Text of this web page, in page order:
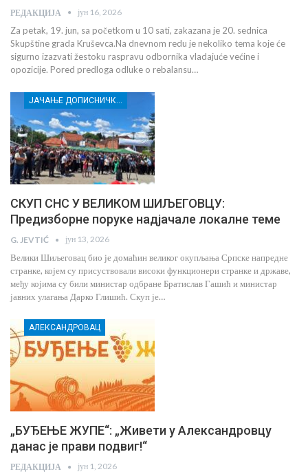
РЕДАКЦИЈА јун 16, 2026
Za petak, 19. jun, sa početkom u 10 sati, zakazana je 20. sednica
Skupštine grada Kruševca.Na dnevnom redu je nekoliko tema koje će
sigurno izazvati žestoku raspravu odbornika vladajuće većine i
opozicije. Pored predloga odluke o rebalansu…
СКУП СНС У ВЕЛИКОМ ШИЉЕГОВЦУ:
Предизборне поруке надјачале локалне теме
G. JEVTIĆ јун 13, 2026
Велики Шиљеговац био је домаћин великог окупљања Српске напредне
странке, којем су присуствовали високи функционери странке и државе,
међу којима су били министар одбране Братислав Гашић и министар
јавних улагања Дарко Глишић. Скуп је…
АЛЕКСАНДРОВАЦ
„БУЂЕЊЕ ЖУПЕ“: „Живети у Александровцу
данас је прави подвиг!“
РЕДАКЦИЈА јун 1, 2026